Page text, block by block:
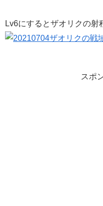
Lv6にするとザオリクの射
スポ